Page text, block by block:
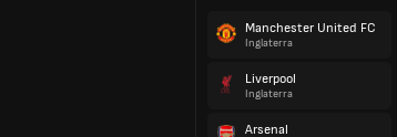
Manchester United FC
Inglaterra
Liverpool
Inglaterra
Arsenal